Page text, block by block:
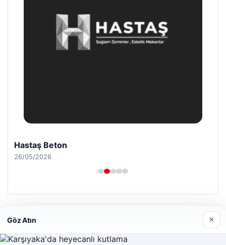
Hastaş Beton
26/05/2026
© 2026 Haber Doğru – Güncel Haberler
Göz Atın ×